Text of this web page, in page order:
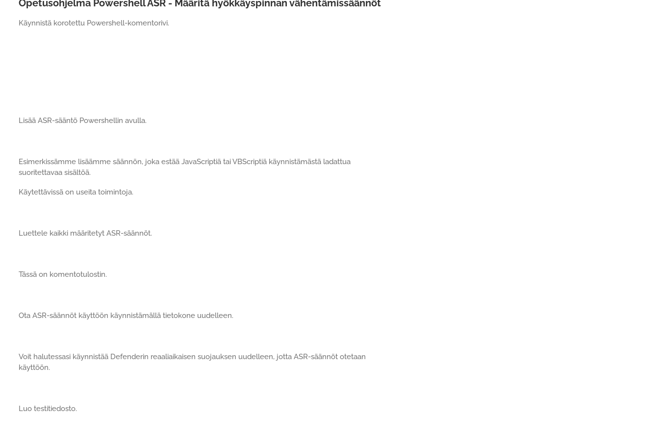
Opetusohjelma Powershell ASR - Määritä hyökkäyspinnan vähentämissäännöt
Käynnistä korotettu Powershell-komentorivi.
Lisää ASR-sääntö Powershellin avulla.
Esimerkissämme lisäämme säännön, joka estää JavaScriptiä tai VBScriptiä käynnistämästä ladattua
suoritettavaa sisältöä.
Käytettävissä on useita toimintoja.
Luettele kaikki määritetyt ASR-säännöt.
Tässä on komentotulostin.
Ota ASR-säännöt käyttöön käynnistämällä tietokone uudelleen.
Voit halutessasi käynnistää Defenderin reaaliaikaisen suojauksen uudelleen, jotta ASR-säännöt otetaan
käyttöön.
Luo testitiedosto.